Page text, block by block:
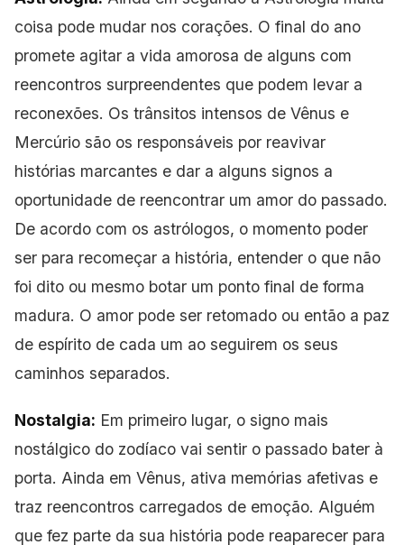
coisa pode mudar nos corações. O final do ano
promete agitar a vida amorosa de alguns com
reencontros surpreendentes que podem levar a
reconexões. Os trânsitos intensos de Vênus e
Mercúrio são os responsáveis por reavivar
histórias marcantes e dar a alguns signos a
oportunidade de reencontrar um amor do passado.
De acordo com os astrólogos, o momento poder
ser para recomeçar a história, entender o que não
foi dito ou mesmo botar um ponto final de forma
madura. O amor pode ser retomado ou então a paz
de espírito de cada um ao seguirem os seus
caminhos separados.
Nostalgia: Em primeiro lugar, o signo mais
nostálgico do zodíaco vai sentir o passado bater à
porta. Ainda em Vênus, ativa memórias afetivas e
traz reencontros carregados de emoção. Alguém
que fez parte da sua história pode reaparecer para